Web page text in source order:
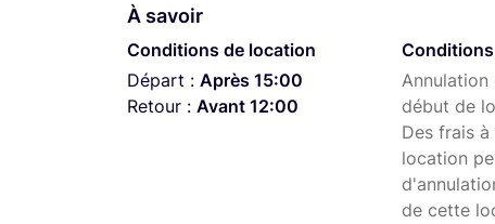
À savoir
Conditions de location
Départ : Après 15:00
Retour : Avant 12:00
début de
Des frais
location
de cette